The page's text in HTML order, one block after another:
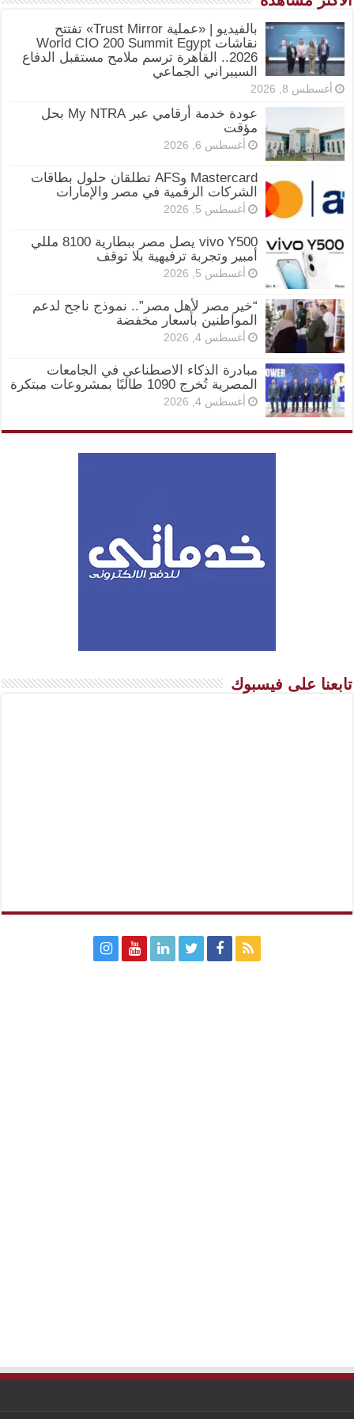
بالفيديو | «عملية Trust Mirror» تفتتح
نقاشات World CIO 200 Summit Egypt
2026.. القاهرة ترسم ملامح مستقبل الدفاع
السيبراني الجماعي
أغسطس 8, 2026
عودة خدمة أرقامي عبر My NTRA بحل
مؤقت
أغسطس 6, 2026
Mastercard وAFS تطلقان حلول بطاقات
الشركات الرقمية في مصر والإمارات
أغسطس 5, 2026
vivo Y500 يصل مصر ببطارية 8100 مللي
أمبير وتجربة ترفيهية بلا توقف
أغسطس 5, 2026
“خير مصر لأهل مصر”.. نموذج ناجح لدعم
المواطنين بأسعار مخفضة
أغسطس 4, 2026
مبادرة الذكاء الاصطناعي في الجامعات
المصرية تُخرج 1090 طالبًا بمشروعات مبتكرة
أغسطس 4, 2026
تابعنا على فيسبوك